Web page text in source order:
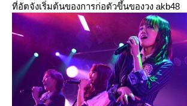
ที่อัตจังเริ่มต้นของการก่อตัวขึ้นของวง akb48